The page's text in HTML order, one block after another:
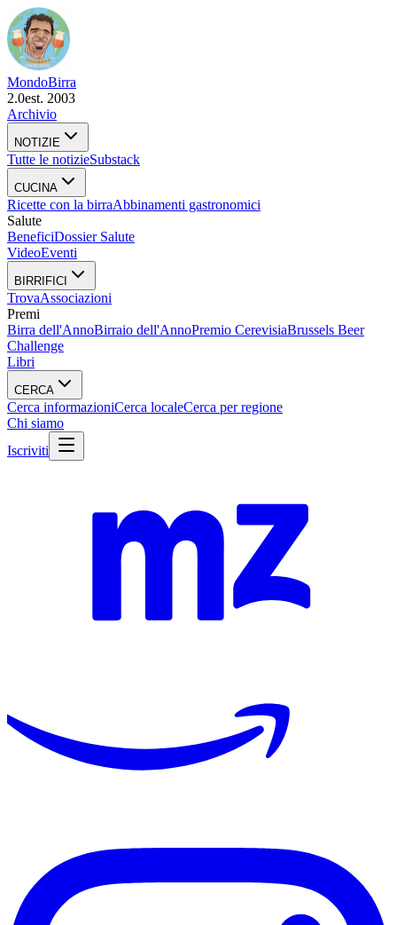
MondoBirra
2.0est. 2003
Archivio
NOTIZIE
Tutte le notizieSubstack
CUCINA
Ricette con la birraAbbinamenti gastronomici
Salute
BeneficiDossier Salute
VideoEventi
BIRRIFICI
TrovaAssociazioni
Premi
Birra dell'AnnoBirraio dell'AnnoPremio CerevisiaBrussels Beer
Challenge
Libri
CERCA
Cerca informazioniCerca localeCerca per regione
Chi siamo
Iscriviti